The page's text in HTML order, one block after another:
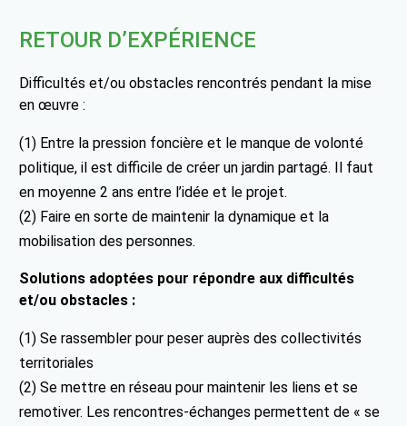
RETOUR D’EXPÉRIENCE
Difficultés et/ou obstacles rencontrés pendant la mise
en œuvre :
(1) Entre la pression foncière et le manque de volonté
politique, il est difficile de créer un jardin partagé. Il faut
en moyenne 2 ans entre l’idée et le projet.
(2) Faire en sorte de maintenir la dynamique et la
mobilisation des personnes.
Solutions adoptées pour répondre aux difficultés
et/ou obstacles :
(1) Se rassembler pour peser auprès des collectivités
territoriales
(2) Se mettre en réseau pour maintenir les liens et se
remotiver. Les rencontres-échanges permettent de « se